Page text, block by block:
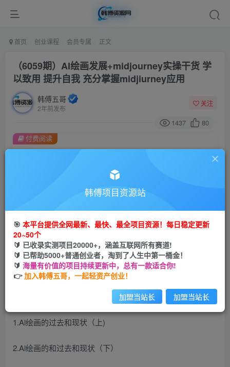
首页 创业课程 会员专属 正文
（6059期）AI绘画发展+midjourney实操干货 学
以致用 提升自我 充分掌握midjiurney应用
韩傅五哥
2年前发布
关注
1437 80
会员专属资源
您暂无购买权限，请先开通会员
开通会员
付费阅读
1.Al绘画的过去和现状（上)
2.Al绘画的和过去和现状（下）
韩傅项目资源站
🎯 本平台提供全网最新、最快、最全项目资源！每日稳定更新
20~50个
🔰 已收录实测项目20000+，涵盖互联网所有赛道!
🔰 已帮助5000+普通创业者，淘到了人生中第一桶金！
🔰 海量有价值的项目持续更新中，总有一款适合你!
👉加入韩傅五哥，一起轻资产创业！
加盟当站长 加盟当站长